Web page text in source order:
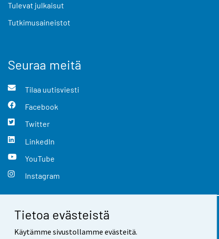
Tietoa evästeistä
Käytämme sivustollamme evästeitä.
Tulevat julkaisut
Tutkimusaineistot
Seuraa meitä
Tilaa uutisviesti
Facebook
Twitter
LinkedIn
YouTube
Instagram
Yhteystiedot
Palaute